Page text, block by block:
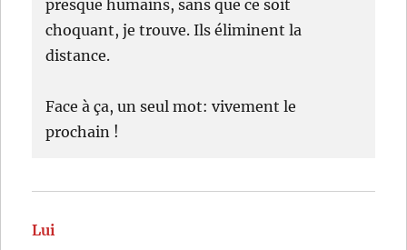
presque humains, sans que ce soit
choquant, je trouve. Ils éliminent la
distance.
Face à ça, un seul mot: vivement le
prochain !
Lui